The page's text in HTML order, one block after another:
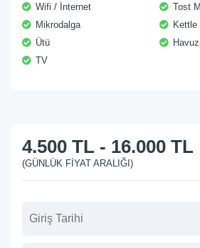
Wifi / İnternet
Tost
Mikrodalga
Kettle
Ütü
TV
4.500 TL - 16.000 TL
(GÜNLÜK FIYAT ARALIĞI)